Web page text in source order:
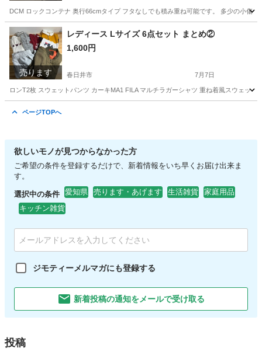
DCM ロックコンテナ 奥行66cmタイプ フタなしでも積み重ね可能です。 多少の小傷
愛知 春日井市 収納家具 DCM
売ります
レディース Lサイズ 6点セット まとめ②
1,600円
春日井市 7月7日
ロンT2枚 スウェットパンツ カーキMA1 FILA マルチラガーシャツ 重ね着風スウェッ
ページTOPへ
欲しいモノが見つからなかった方
ご希望の条件を登録するだけで、新着情報をいち早くお届け出来ま
す。
選択中の条件 愛知県 売ります・あげます 生活雑貨
家庭用品
キッチン雑貨
ジモティーメルマガにも登録する
新着投稿の通知をメールで受け取る
投稿